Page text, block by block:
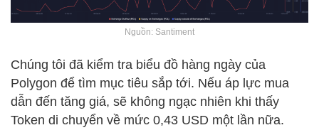
Nguồn: Santiment
Chúng tôi đã kiểm tra biểu đồ hàng ngày của
Polygon để tìm mục tiêu sắp tới. Nếu áp lực mua
dẫn đến tăng giá, sẽ không ngạc nhiên khi thấy
Token di chuyển về mức 0,43 USD một lần nữa.